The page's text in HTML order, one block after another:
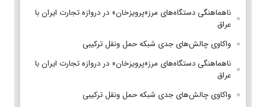
ناهماهنگی دستگاه‌های مرز«پرویزخان» در دروازه تجارت ایران با
عراق
واکاوی چالش‌های جدی شبکه حمل ونقل ترکیبی
ناهماهنگی دستگاه‌های مرز«پرویزخان» در دروازه تجارت ایران با
عراق
واکاوی چالش‌های جدی شبکه حمل ونقل ترکیبی